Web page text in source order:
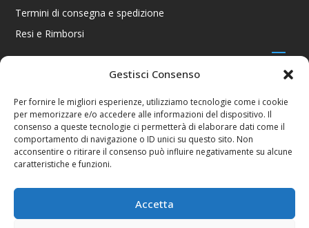
Gestisci Consenso
Per fornire le migliori esperienze, utilizziamo tecnologie come i cookie
per memorizzare e/o accedere alle informazioni del dispositivo. Il
consenso a queste tecnologie ci permetterà di elaborare dati come il
comportamento di navigazione o ID unici su questo sito. Non
acconsentire o ritirare il consenso può influire negativamente su alcune
caratteristiche e funzioni.
Accetta
Termini di consegna e spedizione
Resi e Rimborsi
CONTATTI
Via R. Giuliani 70/c Rosso, 50141 Firenze FI
+39 055 4289002 / +39 392 2343100
info@consolestation.it
P.Iva 04990180483